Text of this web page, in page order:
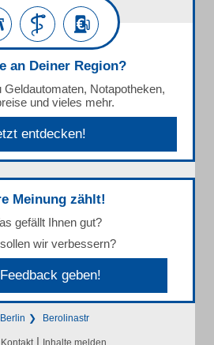
an Deiner Region?
Geldautomaten, Notapotheken,
und vieles mehr.
entdecken!
Meinung zählt!
gefällt Ihnen gut?
wir verbessern?
geben!
Berlin Berolinastr
Kontakt | Inhalte melden